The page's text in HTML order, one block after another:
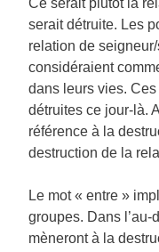
Ce serait plutôt la
serait détruite. Les
relation de
considéraient
dans leurs vies.
détruites ce jour-là.
référence à la
destruction de la
Le mot « entre »
groupes. Dans
mèneront à la